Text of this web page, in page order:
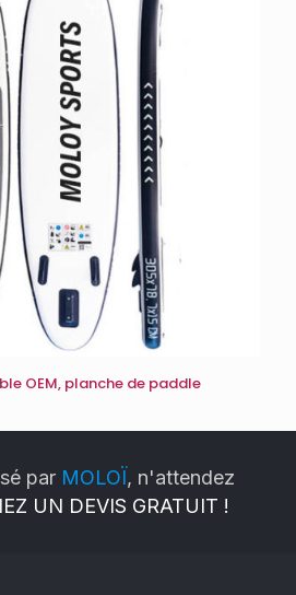
OEM, planche de paddle
par MOLOÏ, n'attendez
UN DEVIS GRATUIT !